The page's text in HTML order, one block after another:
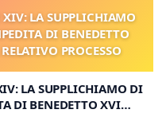
XIV: LA SUPPLICHIAMO
DI BENEDETTO
PROCESSO
LA SUPPLICHIAMO DI
DI BENEDETTO XVI
PROCESSO